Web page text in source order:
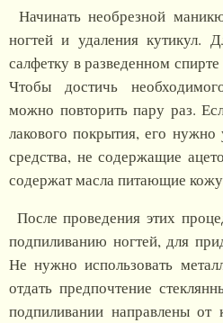
Начинать необрезной
ногтей и удаления кутикул.
салфетку в разведенном
Чтобы достичь
можно повторить пару раз.
лакового покрытия, его
средства, не содержащие
содержат масла питающие
После проведения этих
подпиливанию ногтей, для
Не нужно использовать
отдать предпочтение
подпиливании направлены от